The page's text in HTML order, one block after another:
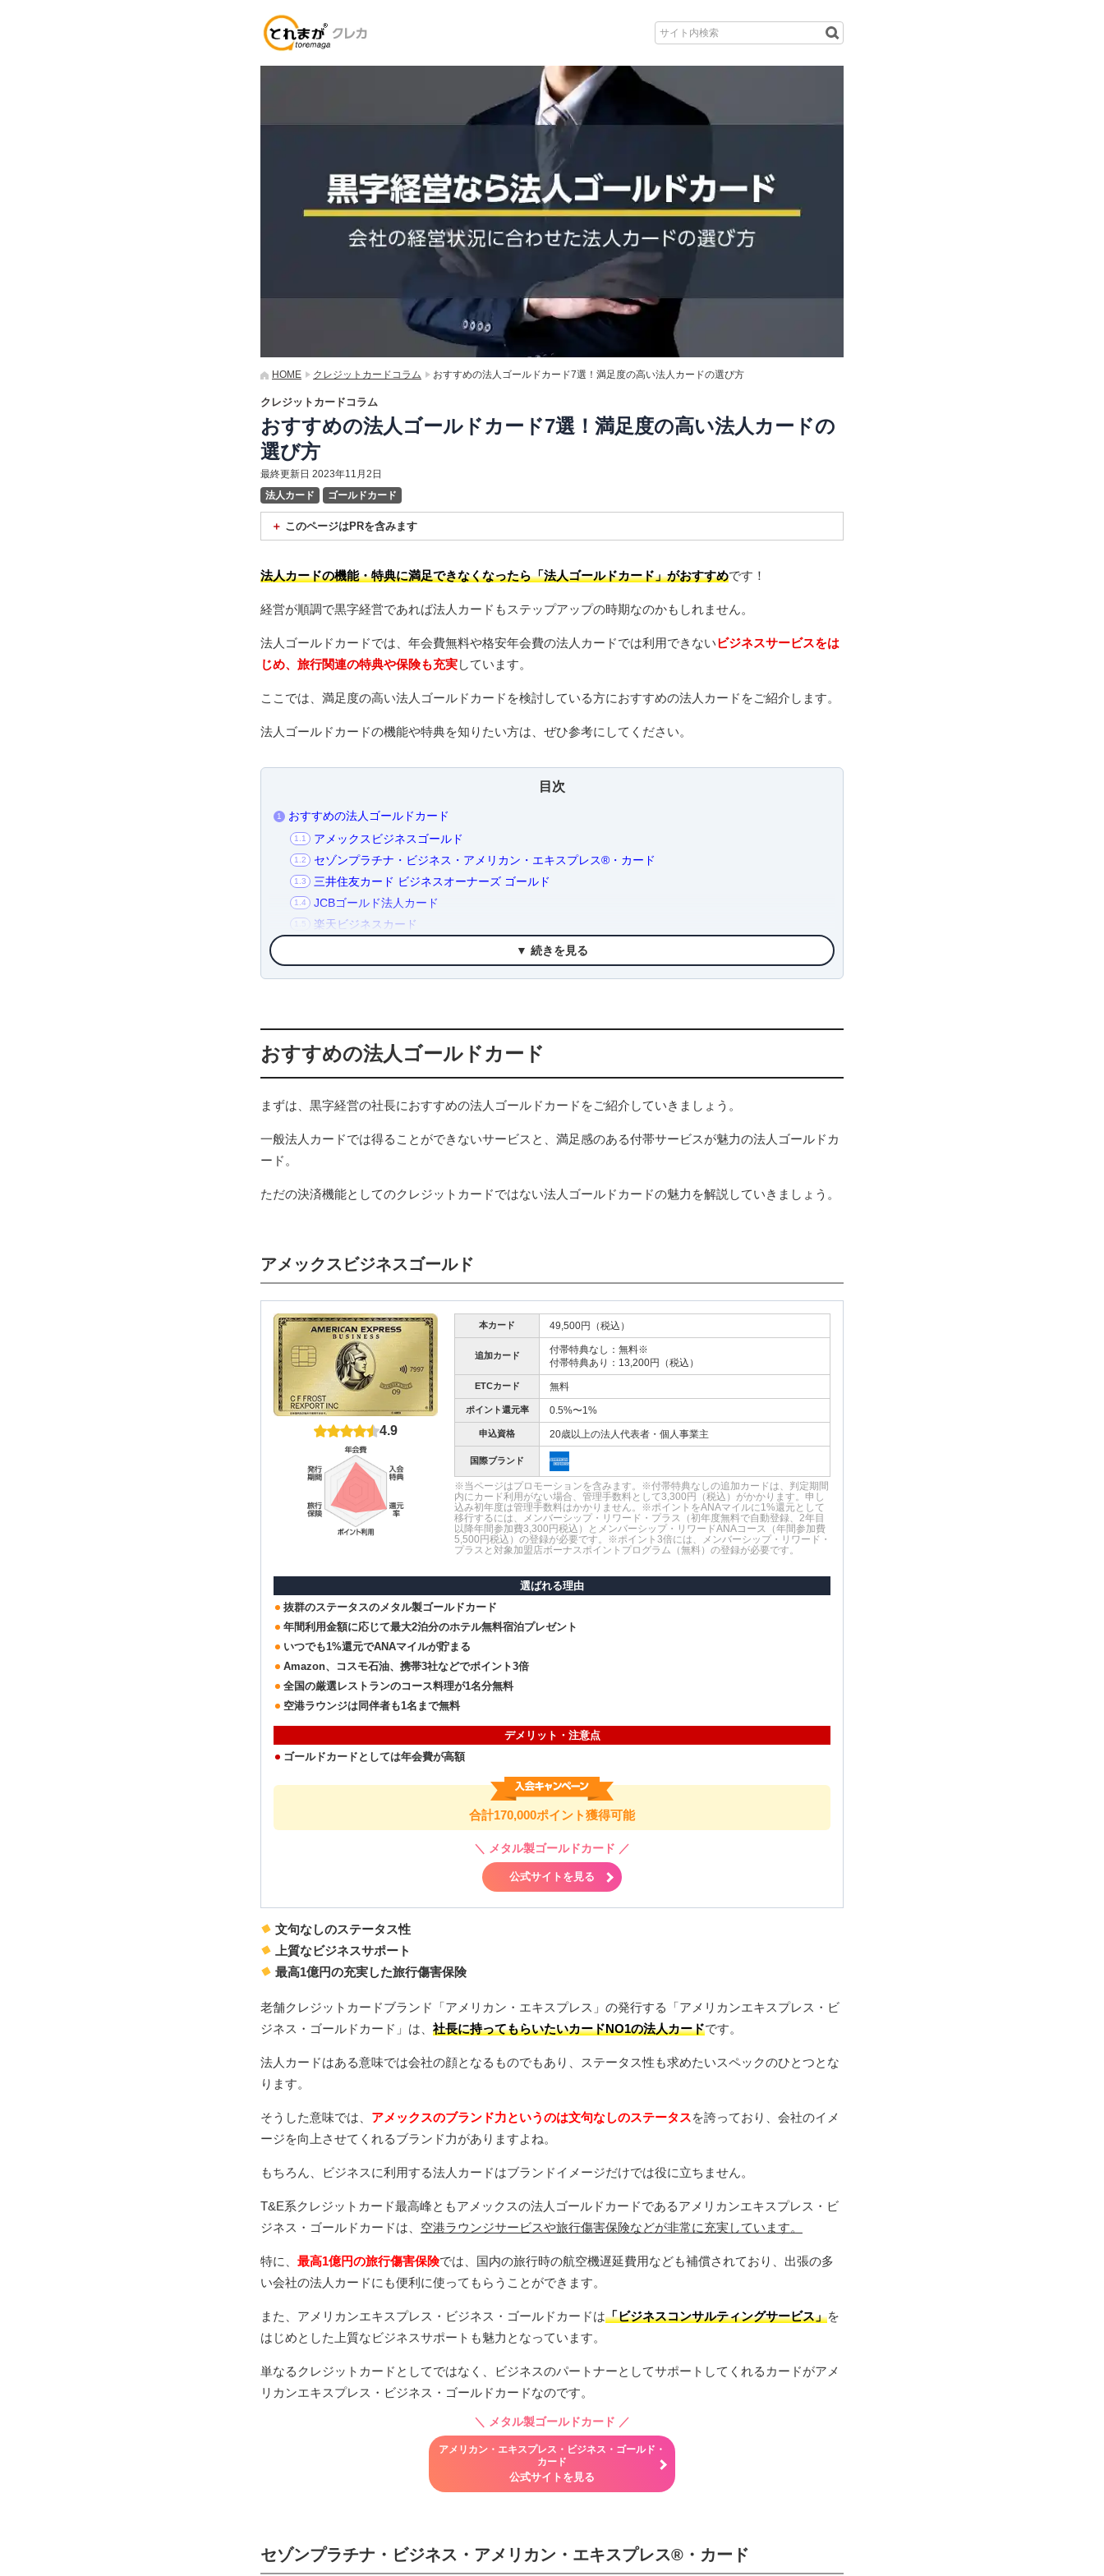
HOME クレジットカードコラム おすすめの法人ゴールドカード7選！満足度の高い法人カードの選び方
クレジットカードコラム
おすすめの法人ゴールドカード7選！満足度の高い法人カードの
選び方
最終更新日 2023年11月2日
法人カード
ゴールドカード
このページはPRを含みます
法人カードの機能・特典に満足できなくなったら「法人ゴールドカード」がおすすめです！
経営が順調で黒字経営であれば法人カードもステップアップの時期なのかもしれません。
法人ゴールドカードでは、年会費無料や格安年会費の法人カードでは利用できないビジネスサービスをは
じめ、旅行関連の特典や保険も充実しています。
ここでは、満足度の高い法人ゴールドカードを検討している方におすすめの法人カードをご紹介します。
法人ゴールドカードの機能や特典を知りたい方は、ぜひ参考にしてください。
目次
1 おすすめの法人ゴールドカード
1.1 アメックスビジネスゴールド
1.2 セゾンプラチナ・ビジネス・アメリカン・エキスプレス®・カード
1.3 三井住友カード ビジネスオーナーズ ゴールド
1.4 JCBゴールド法人カード
1.5 楽天ビジネスカード
ラグジュアリーカード ブラック 法人口座決済用
1.7 ラグジュアリーカード ゴールド 法人口座決済用
4 法人カードは何枚必要？発行枚数もチェック
5 法人カードについてよくある質問
Q. 法人カードのETCカードは何枚発行できる？
5.3 Q. 審査なしで使える法人カードはある？
5.5 Q. 法人カードの社員用の追加カードって誰が使ってもいいの？
▼ 続きを見る
おすすめの法人ゴールドカード
まずは、黒字経営の社長におすすめの法人ゴールドカードをご紹介していきましょう。
一般法人カードでは得ることができないサービスと、満足感のある付帯サービスが魅力の法人ゴールドカ
ード。
ただの決済機能としてのクレジットカードではない法人ゴールドカードの魅力を解説していきましょう。
アメックスビジネスゴールド
4.9
本カード 49,500円（税込）
追加カード
付帯特典なし：無料※
付帯特典あり：13,200円（税込）
ETCカード 無料
ポイント還元率 0.5%〜1%
申込資格 20歳以上の法人代表者・個人事業主
国際ブランド
※当ページはプロモーションを含みます。※付帯特典なしの追加カードは、判定期間
内にカード利用がない場合、管理手数料として3,300円（税込）がかかります。申し
込み初年度は管理手数料はかかりません。※ポイントをANAマイルに1%還元として
移行するには、メンバーシップ・リワード・プラス（初年度無料で自動登録、2年目
以降年間参加費3,300円税込）とメンバーシップ・リワードANAコース（年間参加費
5,500円税込）の登録が必要です。※ポイント3倍には、メンバーシップ・リワード・
プラスと対象加盟店ボーナスポイントプログラム（無料）の登録が必要です。
選ばれる理由
抜群のステータスのメタル製ゴールドカード
年間利用金額に応じて最大2泊分のホテル無料宿泊プレゼント
いつでも1%還元でANAマイルが貯まる
Amazon、コスモ石油、携帯3社などでポイント3倍
全国の厳選レストランのコース料理が1名分無料
空港ラウンジは同伴者も1名まで無料
デメリット・注意点
ゴールドカードとしては年会費が高額
合計170,000ポイント獲得可能
＼ メタル製ゴールドカード ／
公式サイトを見る
文句なしのステータス性
上質なビジネスサポート
最高1億円の充実した旅行傷害保険
老舗クレジットカードブランド「アメリカン・エキスプレス」の発行する「アメリカンエキスプレス・ビ
ジネス・ゴールドカード」は、 社長に持ってもらいたいカードNO1の法人カードです。
法人カードはある意味では会社の顔となるものでもあり、ステータス性も求めたいスペックのひとつとな
ります。
そうした意味では、 アメックスのブランド力というのは文句なしのステータスを誇っており、会社のイメ
ージを向上させてくれるブランド力がありますよね。
もちろん、ビジネスに利用する法人カードはブランドイメージだけでは役に立ちません。
T&E系クレジットカード最高峰ともアメックスの法人ゴールドカードであるアメリカンエキスプレス・ビ
ジネス・ゴールドカードは、 空港ラウンジサービスや旅行傷害保険などが非常に充実しています。
特に、 最高1億円の旅行傷害保険では、国内の旅行時の航空機遅延費用なども補償されており、出張の多
い会社の法人カードにも便利に使ってもらうことができます。
また、アメリカンエキスプレス・ビジネス・ゴールドカードは「ビジネスコンサルティングサービス」を
はじめとした上質なビジネスサポートも魅力となっています。
単なるクレジットカードとしてではなく、ビジネスのパートナーとしてサポートしてくれるカードがアメ
リカンエキスプレス・ビジネス・ゴールドカードなのです。
＼ メタル製ゴールドカード ／
アメリカン・エキスプレス・ビジネス・ゴールド・
カード
公式サイトを見る
セゾンプラチナ・ビジネス・アメリカン・エキスプレス®・カード